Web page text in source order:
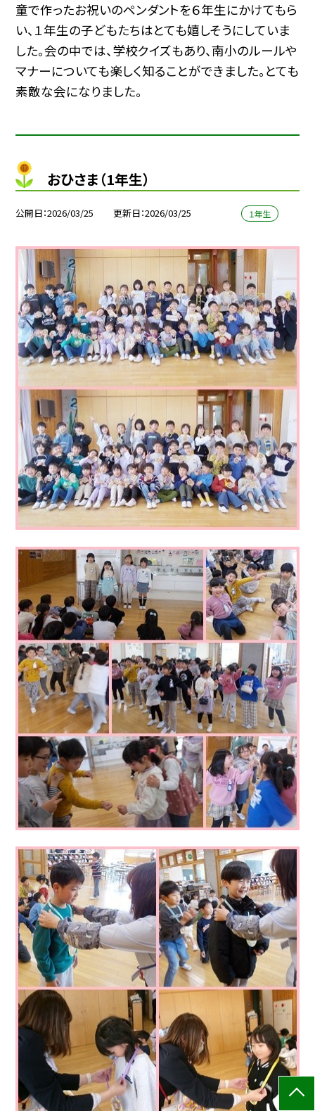
童で作ったお祝いのペンダントを６年生にかけてもら
い、１年生の子どもたちはとても嬉しそうにしていま
した。会の中では、学校クイズもあり、南小のルールや
マナーについても楽しく知ることができました。とても
素敵な会になりました。
おひさま（1年生）
公開日 2026/03/25 更新日 2026/03/25 １年生